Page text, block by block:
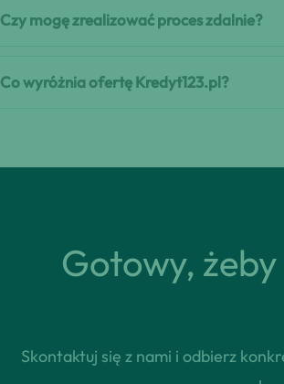
Czy mogę zrealizować proces zdalnie?
Co wyróżnia ofertę Kredyt123.pl?
Gotowy,
Skontaktuj się z nami i odbierz